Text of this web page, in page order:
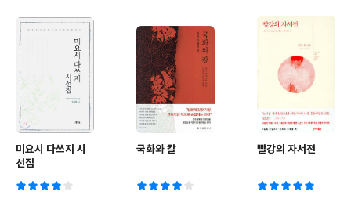
미요시 다쓰지 시
선집
국화와 칼 빨강의 자서전